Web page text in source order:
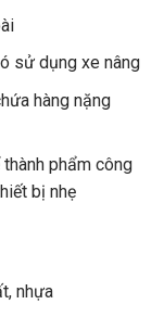
sử dụng xe nâng
hàng nặng
thành phẩm công
bị nhẹ
nhựa